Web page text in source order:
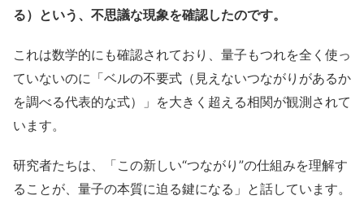
る）という、不思議な現象を確認したのです。
これは数学的にも確認されており、量子もつれを全く使っ
ていないのに「ベルの不要式（見えないつながりがあるか
を調べる代表的な式）」を大きく超える相関が観測されて
います。
研究者たちは、「この新しい“つながり”の仕組みを理解す
ることが、量子の本質に迫る鍵になる」と話しています。